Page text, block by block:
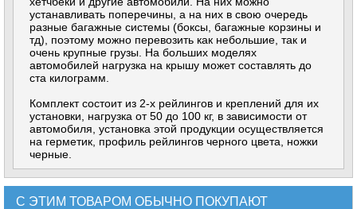
устанавливать поперечины, а на них в свою очередь
разные багажные системы (боксы, багажные корзины и
тд), поэтому можно перевозить как небольшие, так и
очень крупные грузы. На больших моделях
автомобилей нагрузка на крышу может составлять до
ста килограмм.
Комплект состоит из 2-х рейлингов и креплений для их
установки, нагрузка от 50 до 100 кг, в зависимости от
автомобиля, установка этой продукции осуществляется
на герметик, профиль рейлингов черного цвета, ножки
черные.
С ЭТИМ ТОВАРОМ ОБЫЧНО ПОКУПАЮТ